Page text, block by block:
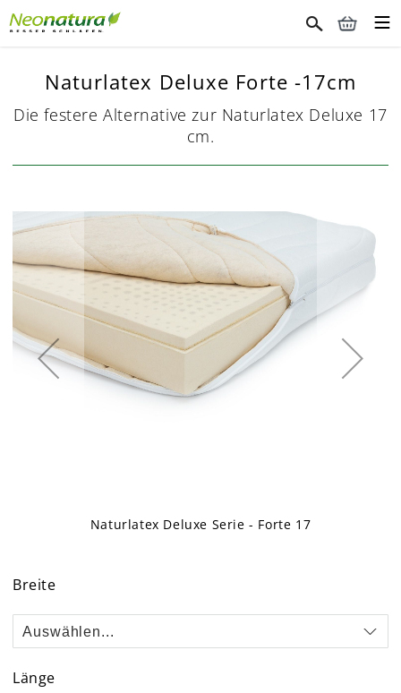
Naturlatex Deluxe Forte -17cm
Die festere Alternative zur Naturlatex Deluxe 17
cm.
Breite
Länge
to
the
end
of
the
images
gallery
Naturlatex Deluxe Serie - Forte 17
the
of
the
gallery